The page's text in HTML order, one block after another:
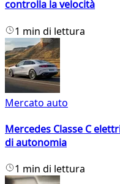
controlla la velocità
1 min di lettura
Mercato auto
Mercedes Classe C
di autonomia
1 min di lettura